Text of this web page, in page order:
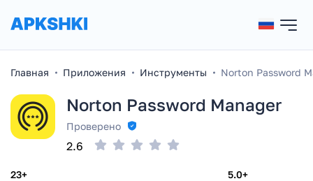
Главная Приложения Инструменты Norton Password
Norton Password Manager
Проверено
23+
5.0+
2.6